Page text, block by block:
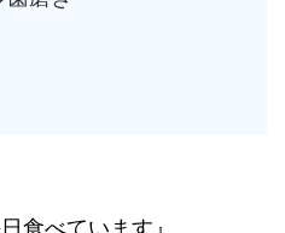
食べています』